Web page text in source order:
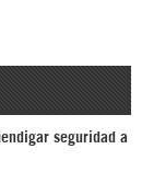
seguridad a